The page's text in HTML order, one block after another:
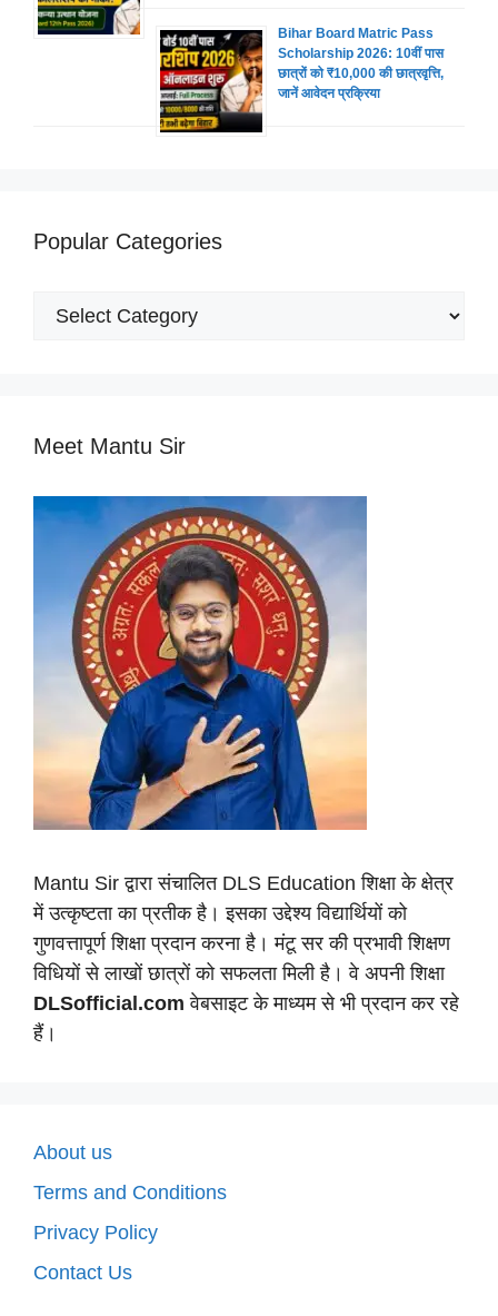
Bihar Board Matric Pass
Scholarship 2026: 10वीं पास
छात्रों को ₹10,000 की छात्रवृत्ति,
जानें आवेदन प्रक्रिया
Popular Categories
Popular
Meet Mantu Sir
Mantu Sir द्वारा संचालित DLS Education शिक्षा के क्षेत्र
में उत्कृष्टता का प्रतीक है। इसका उद्देश्य विद्यार्थियों को
गुणवत्तापूर्ण शिक्षा प्रदान करना है। मंटू सर की प्रभावी शिक्षण
विधियों से लाखों छात्रों को सफलता मिली है। वे अपनी शिक्षा
DLSofficial.com वेबसाइट के माध्यम से भी प्रदान कर रहे
हैं।
About us
Terms and Conditions
Privacy Policy
Contact Us